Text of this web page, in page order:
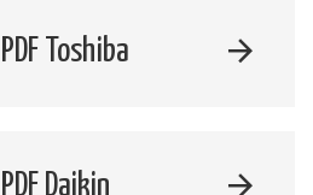
Toshiba
Daikin